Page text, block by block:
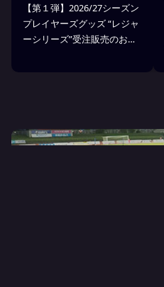
【第１弾】2026/27シーズン
プレイヤーズグッズ “レジャ
ーシリーズ”受注販売のお知